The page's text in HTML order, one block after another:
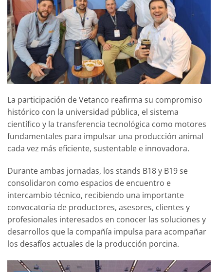
La participación de Vetanco reafirma su compromiso
histórico con la universidad pública, el sistema
científico y la transferencia tecnológica como motores
fundamentales para impulsar una producción animal
cada vez más eficiente, sustentable e innovadora.
Durante ambas jornadas, los stands B18 y B19 se
consolidaron como espacios de encuentro e
intercambio técnico, recibiendo una importante
convocatoria de productores, asesores, clientes y
profesionales interesados en conocer las soluciones y
desarrollos que la compañía impulsa para acompañar
los desafíos actuales de la producción porcina.